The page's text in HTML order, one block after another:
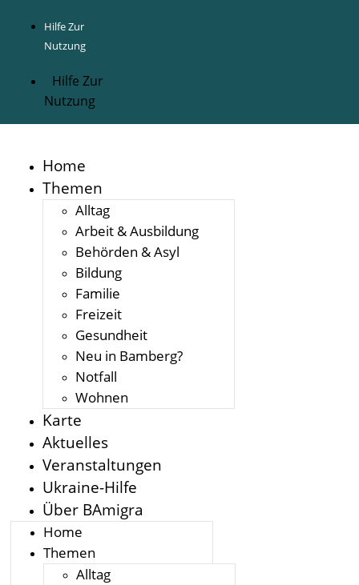
springenHilfe Zur
Nutzung
Hilfe Zur
Nutzung
Home
Themen
Alltag
Arbeit & Ausbildung
Behörden & Asyl
Bildung
Familie
Freizeit
Gesundheit
Neu in Bamberg?
Notfall
Wohnen
Karte
Aktuelles
Veranstaltungen
Ukraine-Hilfe
Über BAmigra
Home
Themen
Alltag